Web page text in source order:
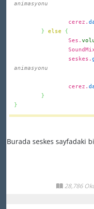
animasyonu
cerez.
}
else
{
Ses.
seskes.
animasyonu
cerez.
}
}
Burada seskes sayfadaki
28,786